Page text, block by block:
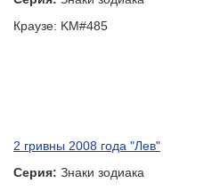
Краузе: KM#485
2 гривны 2008 года "Лев"
Серия: Знаки зодиака